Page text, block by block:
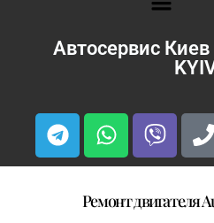
Автосервис Киев
Ремонт двигателя